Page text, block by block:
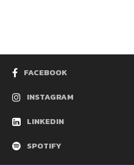
FACEBOOK
INSTAGRAM
LINKEDIN
SPOTIFY